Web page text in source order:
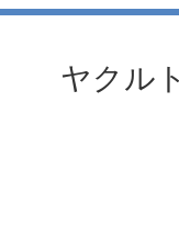
ヤクル